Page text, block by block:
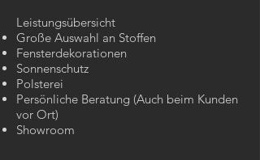
Leistungsübersicht
Große Auswahl an Stoffen
Fensterdekorationen
Sonnenschutz
Polsterei
Persönliche Beratung (Auch beim Kunden
vor Ort)
Showroom